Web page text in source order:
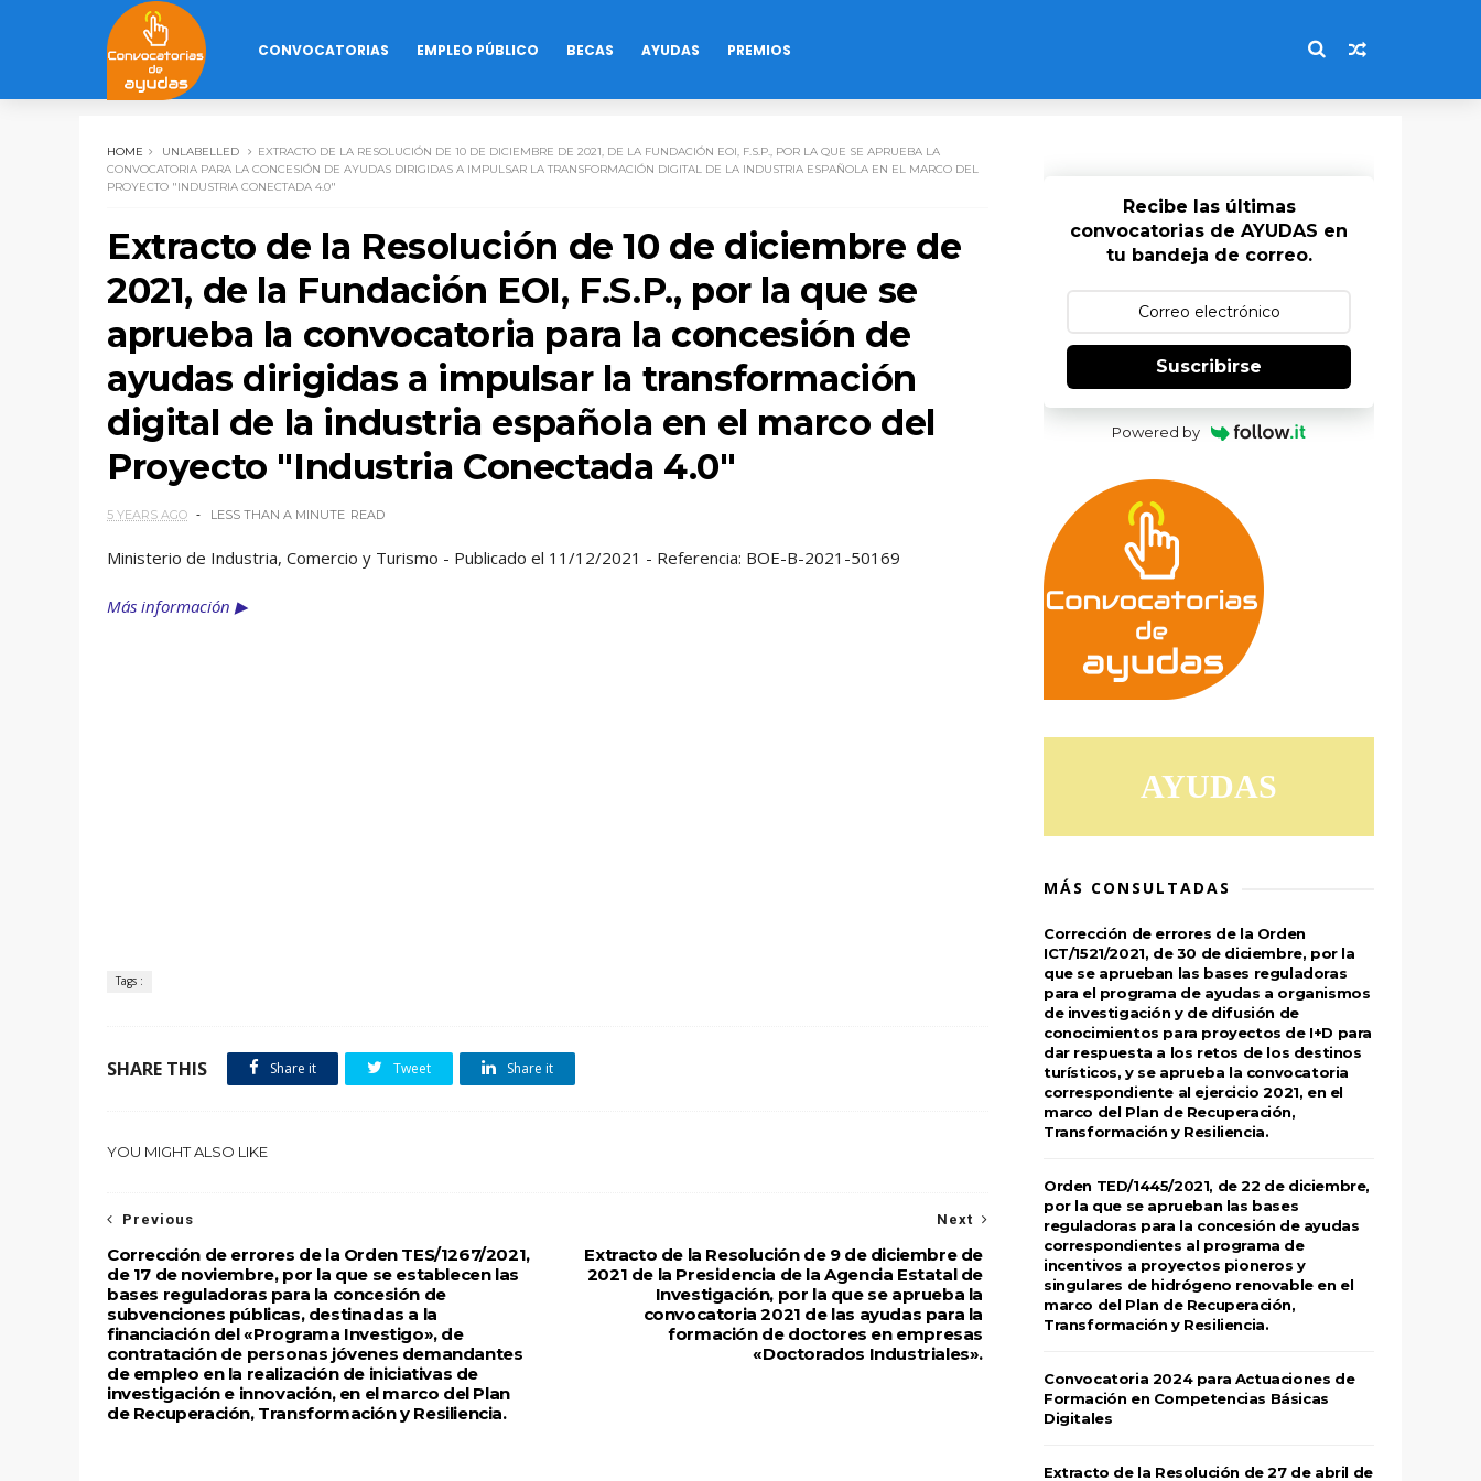
CONVOCATORIAS EMPLEO PÚBLICO BECAS AYUDAS PREMIOS
HOME UNLABELLED
EXTRACTO DE LA RESOLUCIÓN DE 10 DE DICIEMBRE DE 2021, DE LA FUNDACIÓN EOI, F.S.P., POR LA QUE SE APRUEBA LA
CONVOCATORIA PARA LA CONCESIÓN DE AYUDAS DIRIGIDAS A IMPULSAR LA TRANSFORMACIÓN DIGITAL DE LA INDUSTRIA ESPAÑOLA EN EL MARCO DEL
PROYECTO "INDUSTRIA CONECTADA 4.0"
Extracto de la Resolución de 10 de diciembre de
2021, de la Fundación EOI, F.S.P., por la que se
aprueba la convocatoria para la concesión de
ayudas dirigidas a impulsar la transformación
digital de la industria española en el marco del
Proyecto "Industria Conectada 4.0"
5 YEARS AGO LESS THAN A MINUTE READ
Ministerio de Industria, Comercio y Turismo - Publicado el 11/12/2021 - Referencia: BOE-B-2021-50169
Más información ▶
Tags :
SHARE THIS Share it Tweet Share it
YOU MIGHT ALSO LIKE
Next
Extracto de la Resolución de 9 de diciembre de
2021 de la Presidencia de la Agencia Estatal de
Investigación, por la que se aprueba la
convocatoria 2021 de las ayudas para la
formación de doctores en empresas
«Doctorados Industriales».
Previous
Corrección de errores de la Orden TES/1267/2021,
de 17 de noviembre, por la que se establecen las
bases reguladoras para la concesión de
subvenciones públicas, destinadas a la
financiación del «Programa Investigo», de
contratación de personas jóvenes demandantes
de empleo en la realización de iniciativas de
investigación e innovación, en el marco del Plan
de Recuperación, Transformación y Resiliencia.
Recibe las últimas
convocatorias de AYUDAS en
tu bandeja de correo.
Suscribirse
Powered by
AYUDAS
MÁS CONSULTADAS
Corrección de errores de la Orden
ICT/1521/2021, de 30 de diciembre, por la
que se aprueban las bases reguladoras
para el programa de ayudas a organismos
de investigación y de difusión de
conocimientos para proyectos de I+D para
dar respuesta a los retos de los destinos
turísticos, y se aprueba la convocatoria
correspondiente al ejercicio 2021, en el
marco del Plan de Recuperación,
Transformación y Resiliencia.
Orden TED/1445/2021, de 22 de diciembre,
por la que se aprueban las bases
reguladoras para la concesión de ayudas
correspondientes al programa de
incentivos a proyectos pioneros y
singulares de hidrógeno renovable en el
marco del Plan de Recuperación,
Transformación y Resiliencia.
Convocatoria 2024 para Actuaciones de
Formación en Competencias Básicas
Digitales
Extracto de la Resolución de 27 de abril de